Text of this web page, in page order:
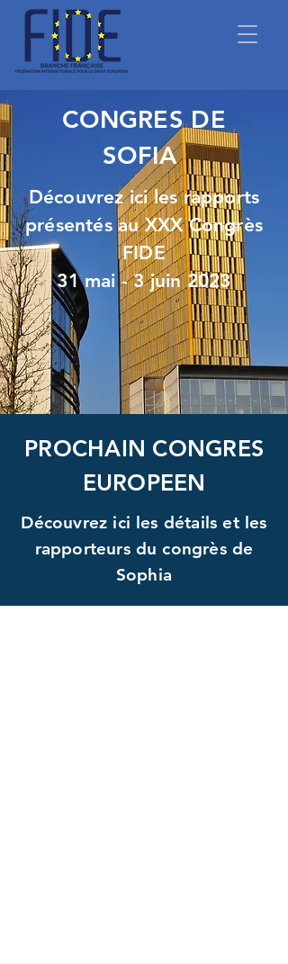
CONGRES DE
SOFIA
Découvrez ici les rapports
présentés au XXX Congrès
FIDE
31 mai - 3 juin 2023
PROCHAIN CONGRES
EUROPEEN
Découvrez ici les détails et les
rapporteurs du congrès de
Sophia